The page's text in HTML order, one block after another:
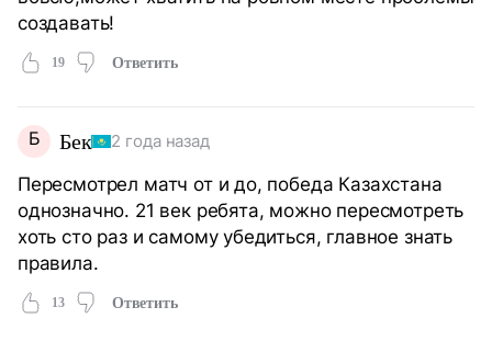
создавать!
19 Ответить
Б Бек 2 года назад
Пересмотрел матч от и до, победа Казахстана
однозначно. 21 век ребята, можно пересмотреть
хоть сто раз и самому убедиться, главное знать
правила.
13 Ответить